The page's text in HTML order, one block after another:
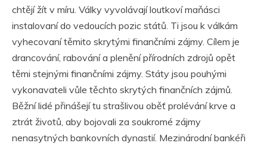
chtějí žít v míru. Války vyvolávají loutkoví maňásci
instalovaní do vedoucích pozic států. Ti jsou k válkám
vyhecovaní těmito skrytými finančními zájmy. Cílem je
drancování, rabování a plenění přírodních zdrojů opět
těmi stejnými finančními zájmy. Státy jsou pouhými
vykonavateli vůle těchto skrytých finančních zájmů.
Běžní lidé přinášejí tu strašlivou oběť prolévání krve a
ztrát životů, aby bojovali za soukromé zájmy
nenasytných bankovních dynastií. Mezinárodní bankéři